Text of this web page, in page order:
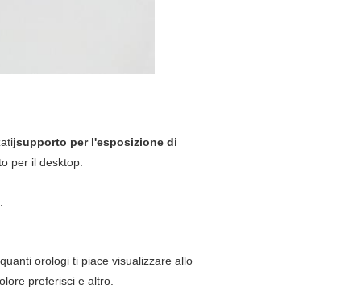
jsupporto per l'esposizione di
per il desktop.
orologi ti piace visualizzare allo
preferisci e altro.